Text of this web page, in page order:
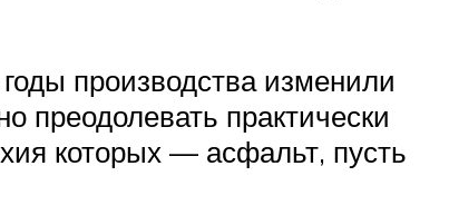
производства изменили
преодолевать практически
которых — асфальт, пусть